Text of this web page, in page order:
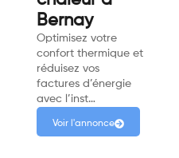
Bernay
Optimisez votre
confort thermique et
réduisez vos
factures d’énergie
avec l’inst…
Voir l'annonce